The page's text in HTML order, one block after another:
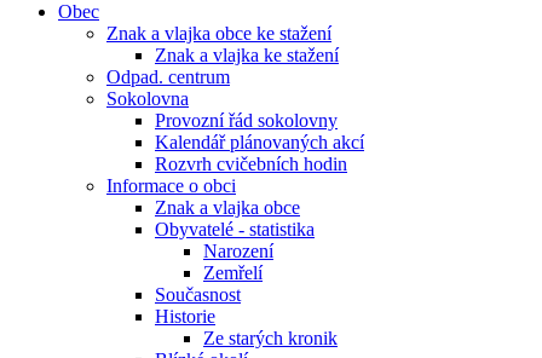
Obec
Znak a vlajka obce ke stažení
Znak a vlajka ke stažení
Odpad. centrum
Sokolovna
Provozní řád sokolovny
Kalendář plánovaných akcí
Rozvrh cvičebních hodin
Informace o obci
Znak a vlajka obce
Obyvatelé - statistika
Narození
Zemřelí
Současnost
Historie
Ze starých kronik